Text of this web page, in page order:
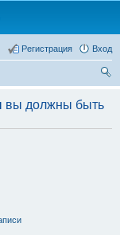
Вход
Регистрация
ск
вы должны быть